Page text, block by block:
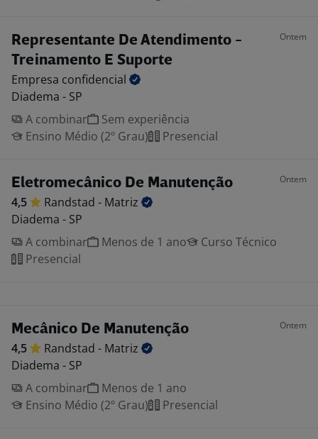
Representante De Atendimento -
Treinamento E Suporte
Ontem
Empresa confidencial
Diadema - SP
A combinar
Sem experiência
Ensino Médio (2º Grau)
Presencial
Eletromecânico De Manutenção Ontem
4,5 Randstad - Matriz
Diadema - SP
A combinar
Menos de 1 ano
Curso Técnico
Presencial
Mecânico De Manutenção Ontem
4,5 Randstad - Matriz
Diadema - SP
A combinar
Menos de 1 ano
Ensino Médio (2º Grau)
Presencial